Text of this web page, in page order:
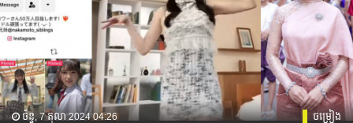
ច័ន្ទ, 7 តុលា 2024 04:26 ចម្រៀង